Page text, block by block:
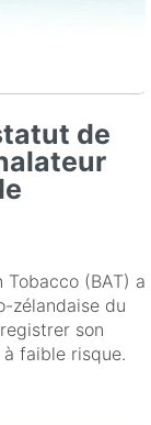
de
(BAT) a
zélandaise du
son
faible risque.